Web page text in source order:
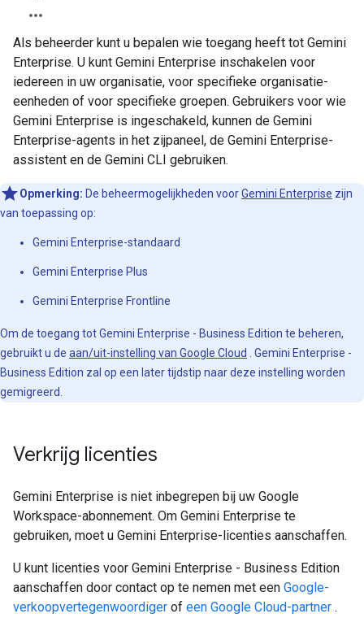
Als beheerder kunt u bepalen wie toegang heeft tot Gemini
Enterprise. U kunt Gemini Enterprise inschakelen voor
iedereen in uw organisatie, voor specifieke organisatie-
eenheden of voor specifieke groepen. Gebruikers voor wie
Gemini Enterprise is ingeschakeld, kunnen de Gemini
Enterprise-agents in het zijpaneel, de Gemini Enterprise-
assistent en de Gemini CLI gebruiken.
Opmerking: De beheermogelijkheden voorGemini Enterprise zijn
van toepassing op:
Gemini Enterprise-standaard
Gemini Enterprise Plus
Gemini Enterprise Frontline
Om de toegang tot Gemini Enterprise - Business Edition te beheren,
gebruikt u de aan/uit-instelling van Google Cloud
. Gemini Enterprise -
Business Edition zal op een later tijdstip naar deze instelling worden
gemigreerd.
Verkrijg licenties
Gemini Enterprise is niet inbegrepen bij uw Google
Workspace-abonnement. Om Gemini Enterprise te
gebruiken, moet u Gemini Enterprise-licenties aanschaffen.
U kunt licenties voor Gemini Enterprise - Business Edition
aanschaffen door contact op te nemen met een Google-
verkoopvertegenwoordiger of een Google Cloud-partner .